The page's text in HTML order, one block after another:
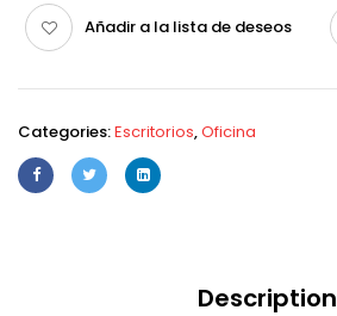
Añadir a la lista de deseos
Categories:Escritorios,Oficina
Description